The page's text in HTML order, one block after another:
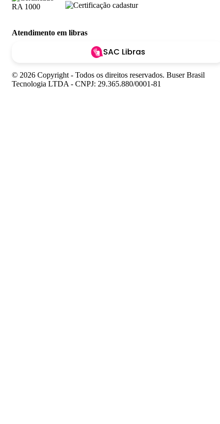
Atendimento em libras
SAC Libras
© 2026 Copyright - Todos os direitos reservados. Buser Brasil
Tecnologia LTDA - CNPJ: 29.365.880/0001-81